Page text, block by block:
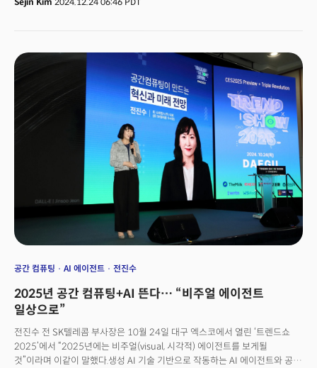
모바일 기기 등을 두고 경쟁한 흐름과 유사하다는 평가다. 빅테크 기업은
대한 의존도를 낮추고 칩 구매 비용을 낮추기 위한 시도도 계속된다. 2025년,
판이 갈리는 주목할 만한 흐름을 정리했다.
공간 컴퓨팅 AI 에이전트 전진수
2025년 공간 컴퓨팅+AI 뜬다… “비주얼 에이전트
일상으로”
전진수 전 SK텔레콤 부사장은 10월 24일 대구 엑스코에서 열린 ‘트렌드쇼
2025’에서 “2025년에는 비주얼(visual, 시각적) 에이전트를 보게될
것”이라며 이같이 말했다.생성 AI 기술 기반으로 작동하는 AI 에이전트와 공간